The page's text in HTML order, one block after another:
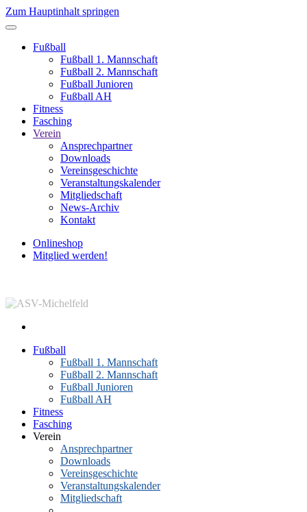
Zum Hauptinhalt springen
Fußball
Fußball 1. Mannschaft
Fußball 2. Mannschaft
Fußball Junioren
Fußball AH
Fitness
Fasching
Verein
Ansprechpartner
Downloads
Vereinsgeschichte
Veranstaltungskalender
Mitgliedschaft
News-Archiv
Kontakt
Onlineshop
Mitglied werden!
Fußball
Fußball 1. Mannschaft
Fußball 2. Mannschaft
Fußball Junioren
Fußball AH
Fitness
Fasching
Verein
Ansprechpartner
Downloads
Vereinsgeschichte
Veranstaltungskalender
Mitgliedschaft